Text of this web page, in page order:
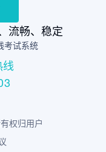
流畅、稳定
考试系统
线
权归用户